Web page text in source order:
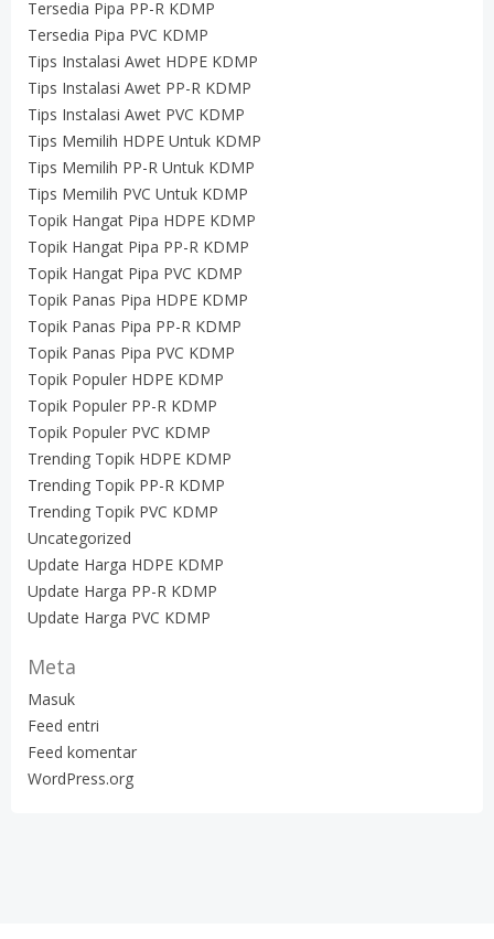
Tersedia Pipa PP-R KDMP
Tersedia Pipa PVC KDMP
Tips Instalasi Awet HDPE KDMP
Tips Instalasi Awet PP-R KDMP
Tips Instalasi Awet PVC KDMP
Tips Memilih HDPE Untuk KDMP
Tips Memilih PP-R Untuk KDMP
Tips Memilih PVC Untuk KDMP
Topik Hangat Pipa HDPE KDMP
Topik Hangat Pipa PP-R KDMP
Topik Hangat Pipa PVC KDMP
Topik Panas Pipa HDPE KDMP
Topik Panas Pipa PP-R KDMP
Topik Panas Pipa PVC KDMP
Topik Populer HDPE KDMP
Topik Populer PP-R KDMP
Topik Populer PVC KDMP
Trending Topik HDPE KDMP
Trending Topik PP-R KDMP
Trending Topik PVC KDMP
Uncategorized
Update Harga HDPE KDMP
Update Harga PP-R KDMP
Update Harga PVC KDMP
Meta
Masuk
Feed entri
Feed komentar
WordPress.org